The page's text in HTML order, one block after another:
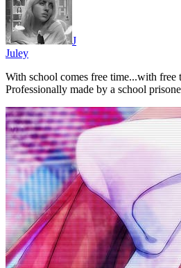
J
Juley
With school comes free time...with
Professionally made by a school